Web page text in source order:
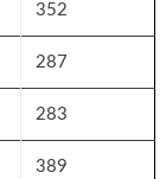
352
287
283
389